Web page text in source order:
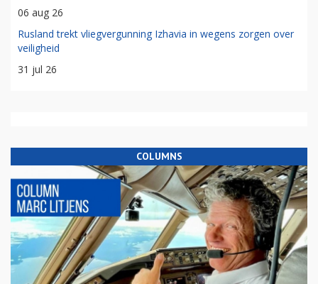
06 aug 26
Rusland trekt vliegvergunning Izhavia in wegens zorgen over
veiligheid
31 jul 26
COLUMNS